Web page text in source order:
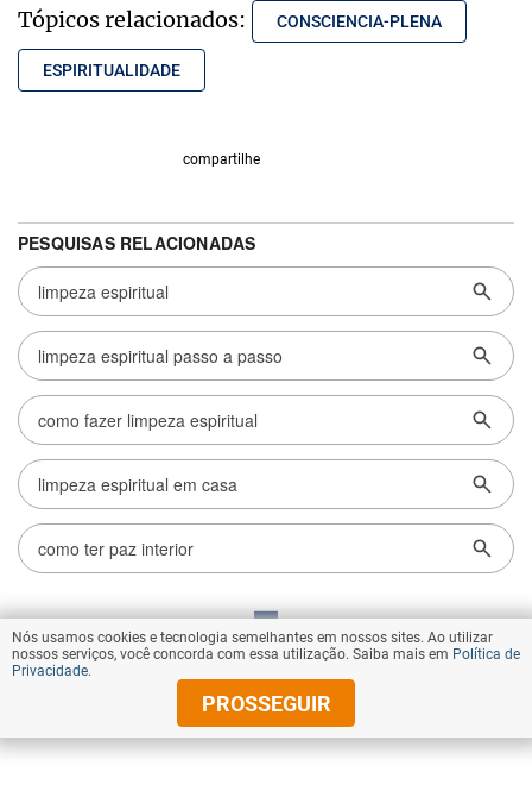
Tópicos relacionados: CONSCIENCIA-PLENA
ESPIRITUALIDADE
compartilhe
VOLTAR AO TOPO
© Copyright 2026 Diários Associados
Nós usamos cookies e tecnologia semelhantes em nossos sites. Ao utilizar
nossos serviços, você concorda com essa utilização. Saiba mais em Política de
Privacidade.
PROSSEGUIR